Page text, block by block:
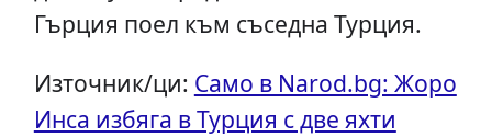
Гърция поел към съседна Турция.
Източник/ци: Само в Narod.bg: Жоро
Инса избяга в Турция с две яхти